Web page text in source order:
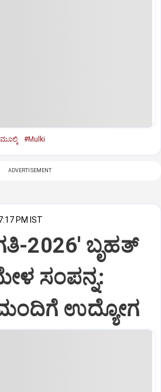
#Mulki
ADVERTISEMENT
PM IST
2026' ಬೃಹತ್
ಸಂಪನ್ನ:
ಮಂದಿಗೆ ಉದ್ಯೋಗ